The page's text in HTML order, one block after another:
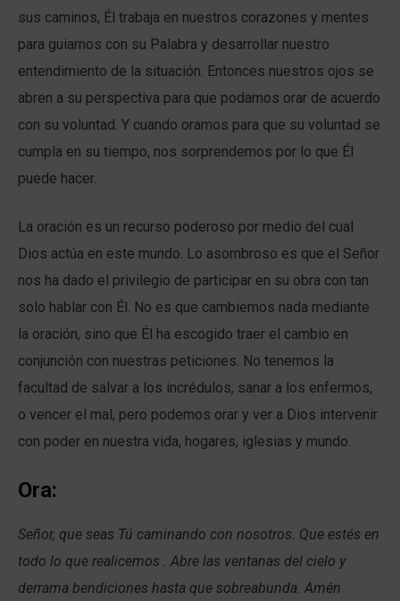
sus caminos, Él trabaja en nuestros corazones y mentes
para guiarnos con su Palabra y desarrollar nuestro
entendimiento de la situación. Entonces nuestros ojos se
abren a su perspectiva para que podamos orar de acuerdo
con su voluntad. Y cuando oramos para que su voluntad se
cumpla en su tiempo, nos sorprendemos por lo que Él
puede hacer.
La oración es un recurso poderoso por medio del cual
Dios actúa en este mundo. Lo asombroso es que el Señor
nos ha dado el privilegio de participar en su obra con tan
solo hablar con Él. No es que cambiemos nada mediante
la oración, sino que Él ha escogido traer el cambio en
conjunción con nuestras peticiones. No tenemos la
facultad de salvar a los incrédulos, sanar a los enfermos,
o vencer el mal, pero podemos orar y ver a Dios intervenir
con poder en nuestra vida, hogares, iglesias y mundo.
Ora:
Señor, que seas Tú caminando con nosotros. Que estés en
todo lo que realicemos . Abre las ventanas del cielo y
derrama bendiciones hasta que sobreabunda. Amén